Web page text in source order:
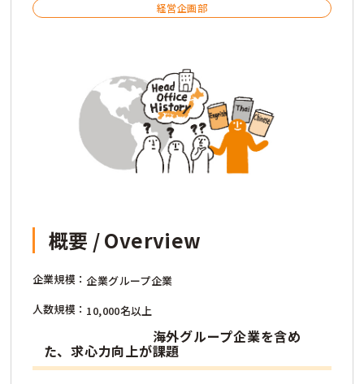
経営企画部
概要 / Overview
企業規模： 企業グループ企業
人数規模： 10,000名以上
海外グループ企業を含め
た、求心力向上が課題